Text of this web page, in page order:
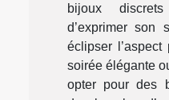
bijoux
d’exprimer son
éclipser
soirée élégante
opter pour des